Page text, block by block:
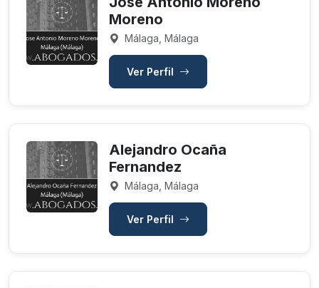
Moreno
Málaga, Málaga
Ver Perfil
Alejandro Ocaña
Fernandez
Málaga, Málaga
Ver Perfil